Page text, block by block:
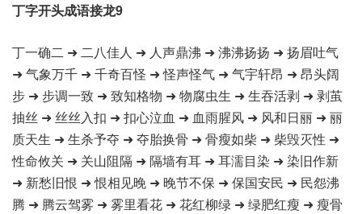
丁字开头成语接龙9
丁一确二 ➜ 二八佳人 ➜ 人声鼎沸 ➜ 沸沸扬扬 ➜ 扬眉吐气
➜ 气象万千 ➜ 千奇百怪 ➜ 怪声怪气 ➜ 气宇轩昂 ➜ 昂头阔
步 ➜ 步调一致 ➜ 致知格物 ➜ 物腐虫生 ➜ 生吞活剥 ➜ 剥茧
抽丝 ➜ 丝丝入扣 ➜ 扣心泣血 ➜ 血雨腥风 ➜ 风和日丽 ➜ 丽
质天生 ➜ 生杀予夺 ➜ 夺胎换骨 ➜ 骨瘦如柴 ➜ 柴毁灭性 ➜
性命攸关 ➜ 关山阻隔 ➜ 隔墙有耳 ➜ 耳濡目染 ➜ 染旧作新
➜ 新愁旧恨 ➜ 恨相见晚 ➜ 晚节不保 ➜ 保国安民 ➜ 民怨沸
腾 ➜ 腾云驾雾 ➜ 雾里看花 ➜ 花红柳绿 ➜ 绿肥红瘦 ➜ 瘦骨